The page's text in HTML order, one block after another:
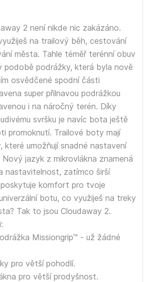
2 není nikde nic zakázáno.
na trailový běh, cestování
města. Tahle téměř terénní obuv
podobě podrážky, která byla nově
osvědčené spodní části
super přilnavou podrážkou
i na náročný terén. Díky
svršku je navíc bota ještě
promoknutí. Trailové boty mají
které umožňují snadné nastavení
jazyk z mikrovlákna znamená
nastavitelnost, zatímco širší
komfort pro tvoje
botu, co využiješ na treky
Tak to jsou Cloudaway 2.
Missiongrip™ - už žádné
pro větší pohodlí.
pro větší prodyšnost.